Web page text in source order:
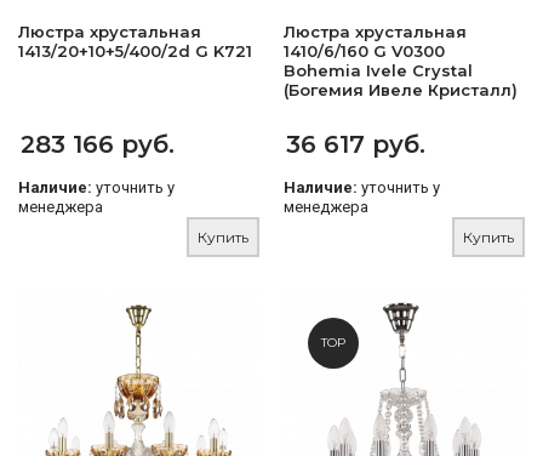
Люстра хрустальная
1413/20+10+5/400/2d G K721
283 166 руб.
Наличие: уточнить у
менеджера
Купить
Люстра хрустальная
1410/6/160 G V0300
Bohemia Ivele Crystal
(Богемия Ивеле Кристалл)
36 617 руб.
Наличие: уточнить у
менеджера
Купить
TOP